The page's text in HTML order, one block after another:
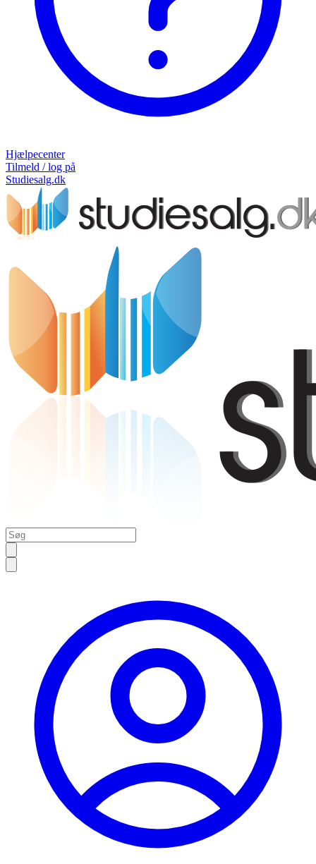
Hjælpecenter
Tilmeld / log på
Studiesalg.dk